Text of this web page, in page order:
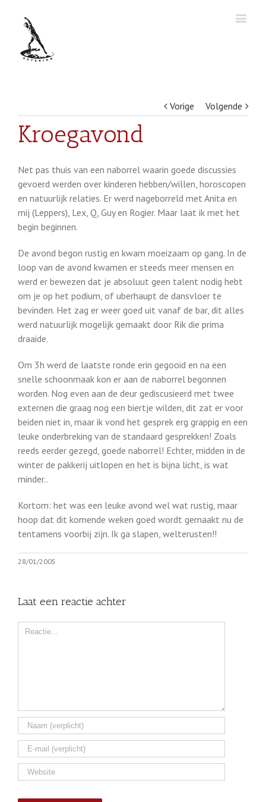
Vorige Volgende
Kroegavond
Net pas thuis van een naborrel waarin goede discussies
gevoerd werden over kinderen hebben/willen, horoscopen
en natuurlijk relaties. Er werd nageborreld met Anita en
mij (Leppers), Lex, Q, Guy en Rogier. Maar laat ik met het
begin beginnen.
De avond begon rustig en kwam moeizaam op gang. In de
loop van de avond kwamen er steeds meer mensen en
werd er bewezen dat je absoluut geen talent nodig hebt
om je op het podium, of uberhaupt de dansvloer te
bevinden. Het zag er weer goed uit vanaf de bar, dit alles
werd natuurlijk mogelijk gemaakt door Rik die prima
draaide.
Om 3h werd de laatste ronde erin gegooid en na een
snelle schoonmaak kon er aan de naborrel begonnen
worden. Nog even aan de deur gediscusieerd met twee
externen die graag nog een biertje wilden, dit zat er voor
beiden niet in, maar ik vond het gesprek erg grappig en een
leuke onderbreking van de standaard gesprekken! Zoals
reeds eerder gezegd, goede naborrel! Echter, midden in de
winter de pakkerij uitlopen en het is bijna licht, is wat
minder..
Kortom: het was een leuke avond wel wat rustig, maar
hoop dat dit komende weken goed wordt gemaakt nu de
tentamens voorbij zijn. Ik ga slapen, welterusten!!
28/01/2005
Laat een reactie achter
Comment